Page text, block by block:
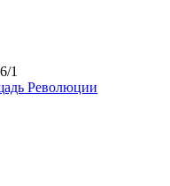
1
Революции